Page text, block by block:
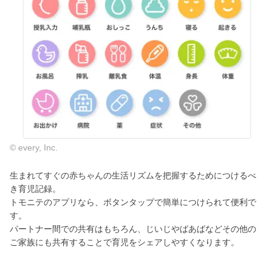
© every, Inc.
生まれてすぐの赤ちゃんの生活リズムを把握するためにつけるべ
き育児記録。
トモニテのアプリなら、ボタンタップで簡単につけられて便利で
す。
パートナー間での共有はもちろん、じいじやばあばなどその他の
ご家族にも共有することで育児をシェアしやすくなります。